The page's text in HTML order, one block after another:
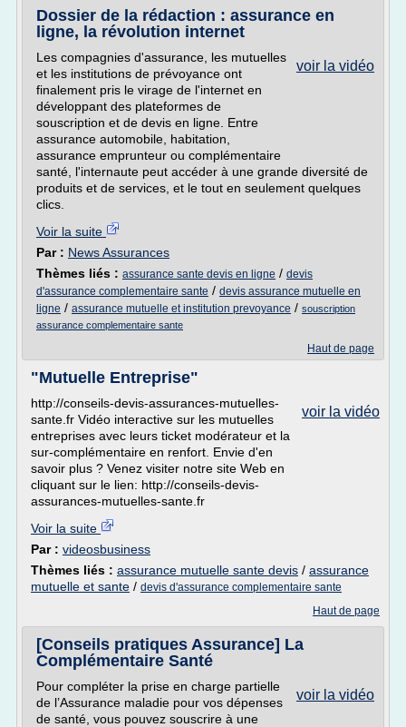
Dossier de la rédaction : assurance en
ligne, la révolution internet
voir la vidéo
Les compagnies d'assurance, les mutuelles
et les institutions de prévoyance ont
finalement pris le virage de l'internet en
développant des plateformes de
souscription et de devis en ligne. Entre
assurance automobile, habitation,
assurance emprunteur ou complémentaire
santé, l'internaute peut accéder à une grande diversité de
produits et de services, et le tout en seulement quelques
clics.
Voir la suite
Par : News Assurances
Thèmes liés : assurance sante devis en ligne / devis
d'assurance complementaire sante / devis assurance mutuelle en
ligne / assurance mutuelle et institution prevoyance / souscription
assurance complementaire sante
Haut de page
"Mutuelle Entreprise"
voir la vidéo
http://conseils-devis-assurances-mutuelles-
sante.fr Vidéo interactive sur les mutuelles
entreprises avec leurs ticket modérateur et la
sur-complémentaire en renfort. Envie d'en
savoir plus ? Venez visiter notre site Web en
cliquant sur le lien: http://conseils-devis-
assurances-mutuelles-sante.fr
Voir la suite
Par : videosbusiness
Thèmes liés : assurance mutuelle sante devis / assurance
mutuelle et sante / devis d'assurance complementaire sante
Haut de page
[Conseils pratiques Assurance] La
Complémentaire Santé
voir la vidéo
Pour compléter la prise en charge partielle
de l’Assurance maladie pour vos dépenses
de santé, vous pouvez souscrire à une